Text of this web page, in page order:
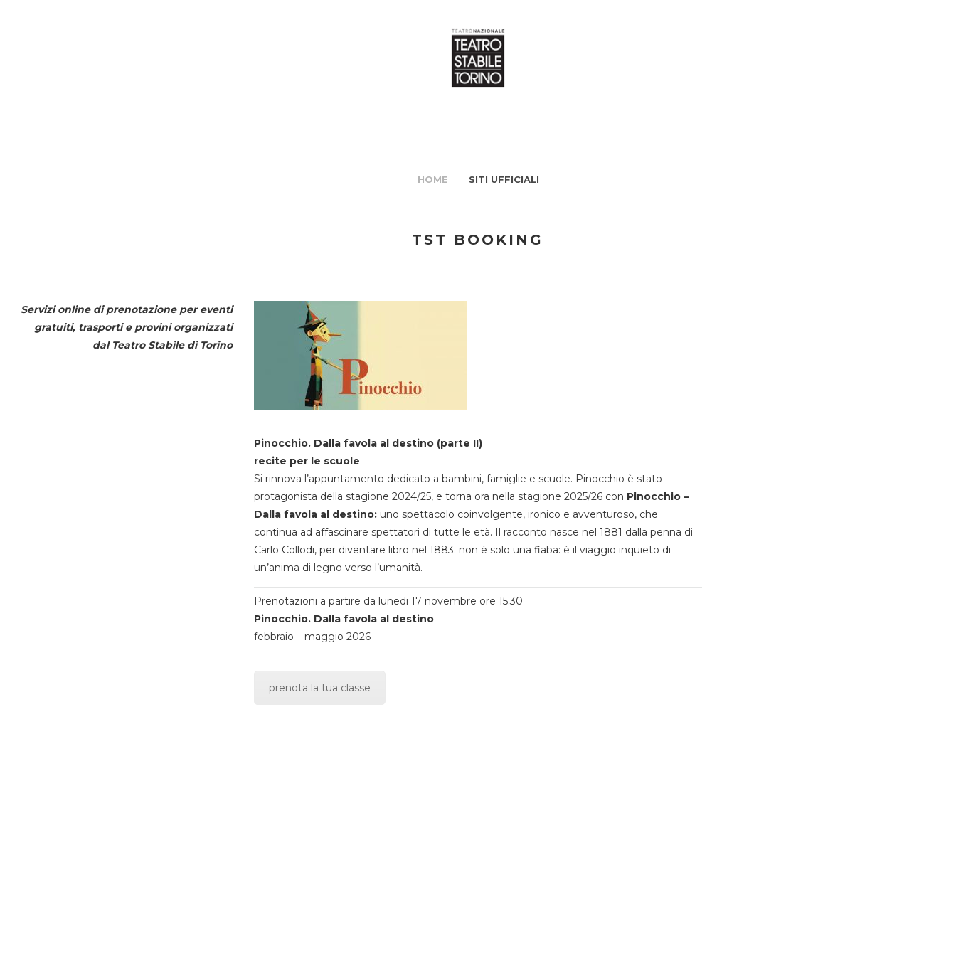
HOME SITI UFFICIALI
TST BOOKING
Servizi online di prenotazione per eventi
gratuiti, trasporti e provini organizzati
dal Teatro Stabile di Torino
Pinocchio. Dalla favola al destino (parte II)
recite per le scuole
Si rinnova l’appuntamento dedicato a bambini, famiglie e scuole. Pinocchio è stato
protagonista della stagione 2024/25, e torna ora nella stagione 2025/26 con Pinocchio –
Dalla favola al destino:uno spettacolo coinvolgente, ironico e avventuroso, che
continua ad affascinare spettatori di tutte le età. Il racconto nasce nel 1881 dalla penna di
Carlo Collodi, per diventare libro nel 1883. non è solo una fiaba: è il viaggio inquieto di
un’anima di legno verso l’umanità.
Prenotazioni a partire da lunedi 17 novembre ore 15.30
Pinocchio. Dalla favola al destino
febbraio – maggio 2026
prenota la tua classe